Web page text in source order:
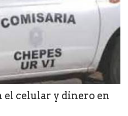
el celular y dinero en